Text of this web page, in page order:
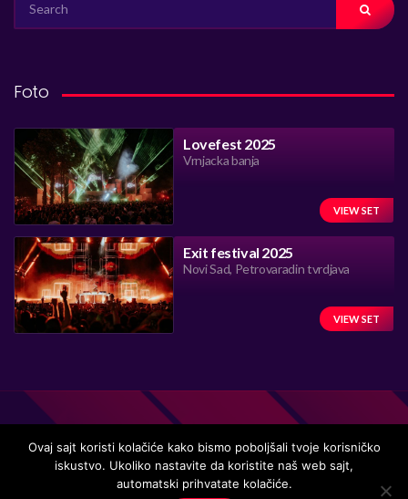
FOR:
Foto
Lovefest 2025
Vrnjacka banja
VIEW SET
Exit festival 2025
Novi Sad, Petrovaradin tvrdjava
VIEW SET
Handmade in Serbia 15 years ago, while listening to the great
Ovaj sajt koristi kolačiće kako bismo poboljšali tvoje korisničko
iskustvo. Ukoliko nastavite da koristite naš web sajt,
automatski prihvatate kolačiće.